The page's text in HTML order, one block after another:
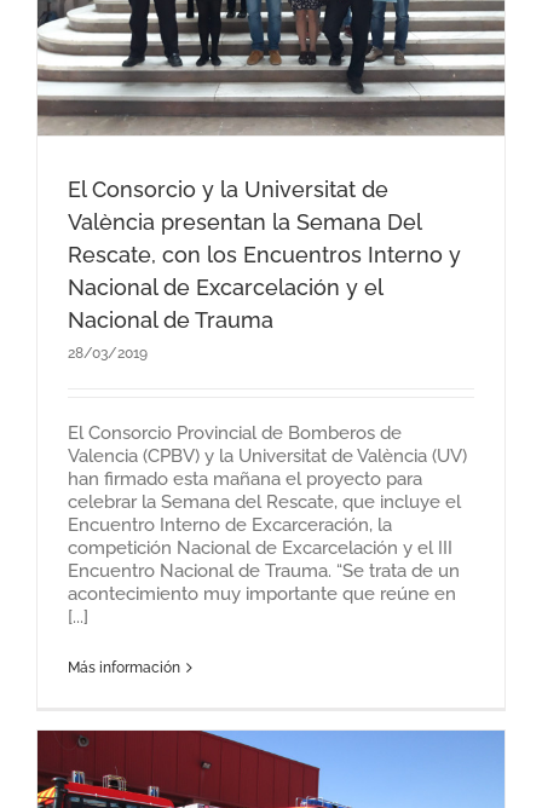
El Consorcio y la Universitat de
València presentan la Semana Del
Rescate, con los Encuentros Interno y
Nacional de Excarcelación y el
Nacional de Trauma
28/03/2019
El Consorcio Provincial de Bomberos de
Valencia (CPBV) y la Universitat de València (UV)
han firmado esta mañana el proyecto para
celebrar la Semana del Rescate, que incluye el
Encuentro Interno de Excarceración, la
competición Nacional de Excarcelación y el III
Encuentro Nacional de Trauma. “Se trata de un
acontecimiento muy importante que reúne en
[...]
Más información